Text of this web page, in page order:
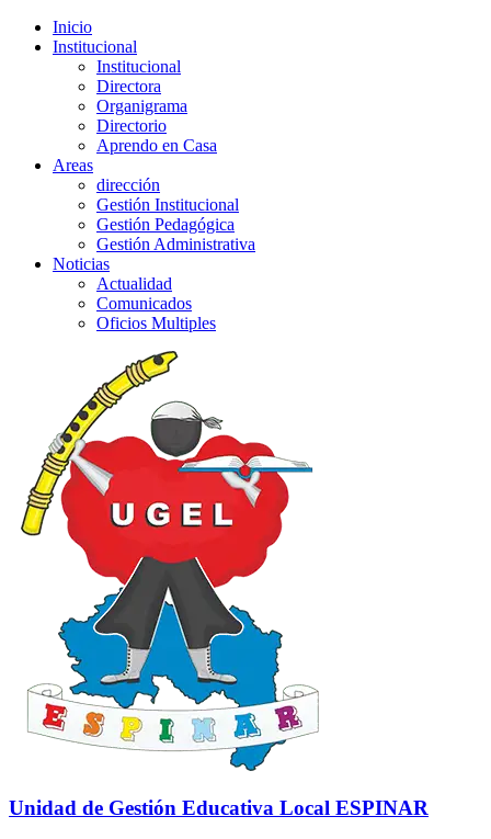
Inicio
Institucional
Institucional
Directora
Organigrama
Directorio
Aprendo en Casa
Areas
dirección
Gestión Institucional
Gestión Pedagógica
Gestión Administrativa
Noticias
Actualidad
Comunicados
Oficios Multiples
Unidad de Gestión Educativa Local ESPINAR